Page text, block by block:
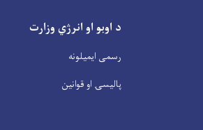
د اوبو او انرژي وزارت
رسمی ایمیلونه
پالیسۍ او قوانین